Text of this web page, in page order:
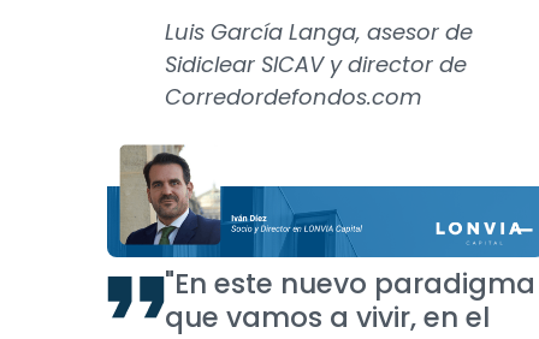
Luis García Langa, asesor de
Sidiclear SICAV y director de
Corredordefondos.com
"En este nuevo paradigma
que vamos a vivir, en el